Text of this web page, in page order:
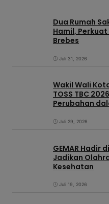
Dua Rumah
Hamil,
Brebes
Juli 31, 2026
Wakil Wali
TOSS TBC
Perubahan
Juli 29, 2026
GEMAR Hadir
Jadikan
Kesehatan
Juli 19, 2026